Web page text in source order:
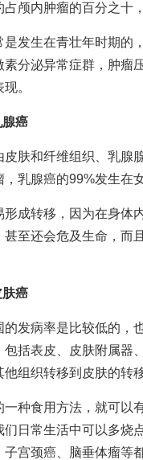
颅内肿瘤的百分之十
生在青壮年时期的
素分泌异常症群，肿瘤
。
癌
和纤维组织、乳腺
乳腺癌的99%发生在
转移，因为在身体
甚至还会危及生命，而
癌
病率是比较低的，也
包括表皮、皮肤附属器
组织转移到皮肤的转
一种食用方法，就可以
日常生活中可以多烧
子宫颈癌、脑垂体瘤等